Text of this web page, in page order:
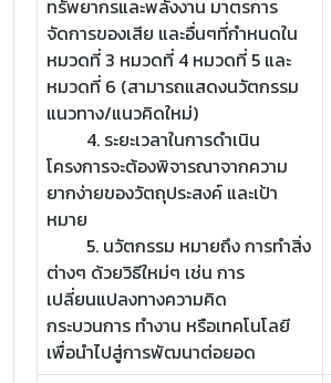
ทรัพยากรและพลังงาน มาตรการ
จัดการของเสีย และอื่นๆที่กำหนดใน
หมวดที่ 3 หมวดที่ 4 หมวดที่ 5 และ
หมวดที่ 6 (สามารถแสดงนวัตกรรม
แนวทาง/แนวคิดใหม่)
4. ระยะเวลาในการดำเนิน
โครงการจะต้องพิจารณาจากความ
ยากง่ายของวัตถุประสงค์ และเป้า
หมาย
5. นวัตกรรม หมายถึง การทำสิ่ง
ต่างๆ ด้วยวิธีใหม่ๆ เช่น การ
เปลี่ยนแปลงทางความคิด
กระบวนการ ทำงาน หรือเทคโนโลยี
เพื่อนำไปสู่การพัฒนาต่อยอด